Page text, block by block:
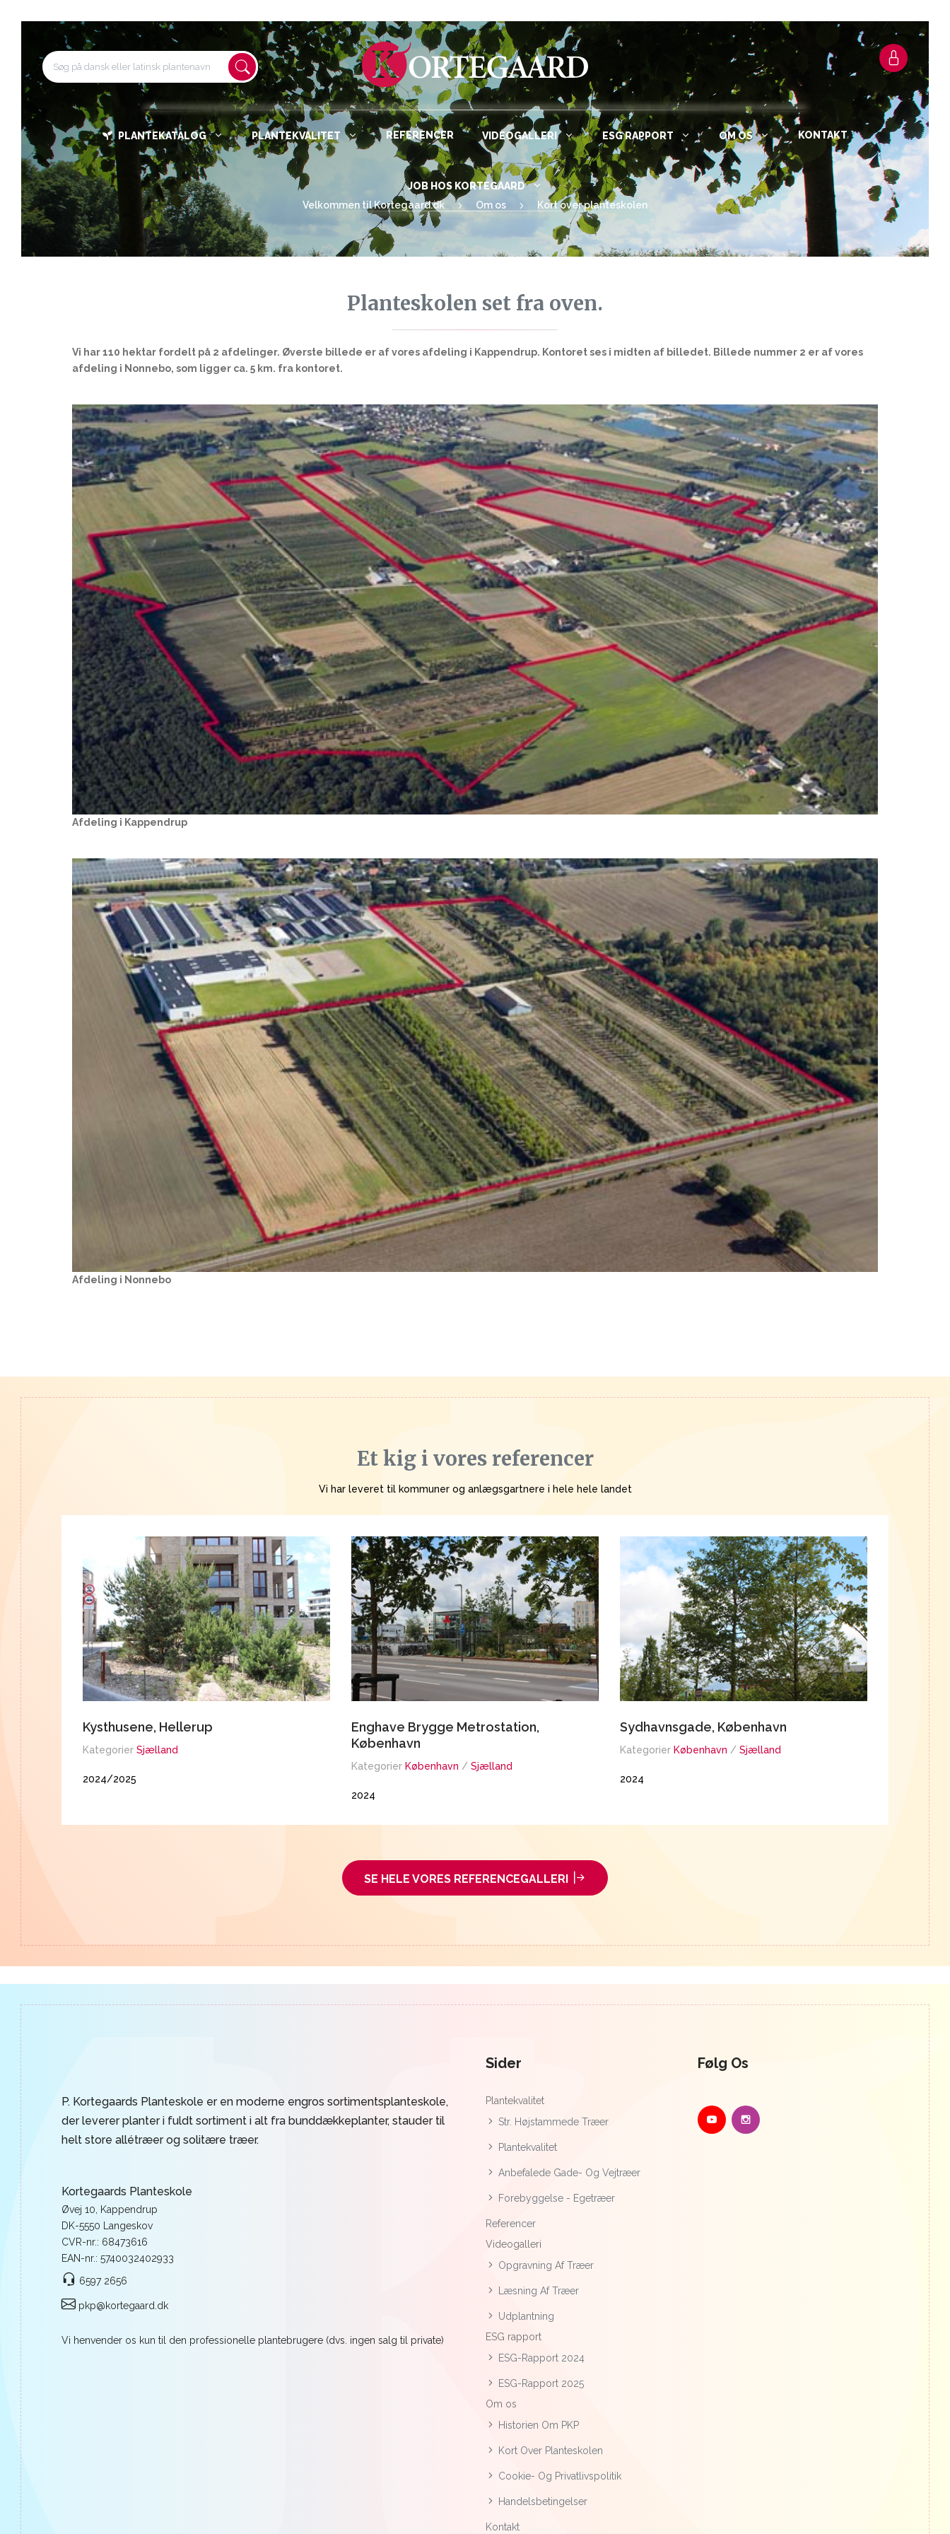
PLANTEKATALOG PLANTEKVALITET REFERENCER VIDEOGALLERI ESG RAPPORT OM OS KONTAKT
JOB HOS KORTEGAARD
Velkommen til Kortegaard.dk
Om os Kort over planteskolen
Planteskolen set fra oven.
Vi har 110 hektar fordelt på 2 afdelinger. Øverste billede er af vores afdeling i Kappendrup. Kontoret ses i midten af billedet. Billede nummer 2 er af vores
afdeling i Nonnebo, som ligger ca. 5 km. fra kontoret.
Afdeling i Kappendrup
Afdeling i Nonnebo
Et kig i vores referencer
Vi har leveret til kommuner og anlægsgartnere i hele hele landet
Kysthusene, Hellerup
Kategorier Sjælland
2024/2025
Enghave Brygge Metrostation,
København
Kategorier København / Sjælland
2024
Sydhavnsgade, København
Kategorier København / Sjælland
2024
Kategorier
SE HELE VORES REFERENCEGALLERI
P. Kortegaards Planteskole er en moderne engros sortimentsplanteskole,
der leverer planter i fuldt sortiment i alt fra bunddækkeplanter, stauder til
helt store allétræer og solitære træer.
Kortegaards Planteskole
Øvej 10, Kappendrup
DK-5550 Langeskov
CVR-nr.: 68473616
EAN-nr.: 5740032402933
6597 2656
pkp@kortegaard.dk
Vi henvender os kun til den professionelle plantebrugere (dvs. ingen salg til private)
Sider
Plantekvalitet
Str. Højstammede Træer
Plantekvalitet
Anbefalede Gade- Og Vejtræer
Forebyggelse - Egetræer
Referencer
Videogalleri
Opgravning Af Træer
Læsning Af Træer
Udplantning
ESG rapport
ESG-Rapport 2024
ESG-Rapport 2025
Om os
Historien Om PKP
Kort Over Planteskolen
Cookie- Og Privatlivspolitik
Handelsbetingelser
Kontakt
Følg Os